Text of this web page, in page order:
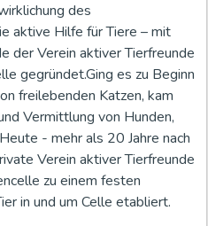
des
aktive Hilfe für Tiere – mit
der Verein aktiver Tierfreunde
gegründet.Ging es zu Beginn
freilebenden Katzen, kam
Vermittlung von Hunden,
- mehr als 20 Jahre nach
Verein aktiver Tierfreunde
zu einem festen
in und um Celle etabliert.